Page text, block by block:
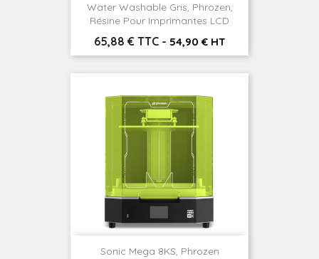
Water Washable Gris, Phrozen,
Résine Pour Imprimantes LCD
Prix
65,88 € TTC - 54,90 € HT
Sonic Mega 8KS, Phrozen